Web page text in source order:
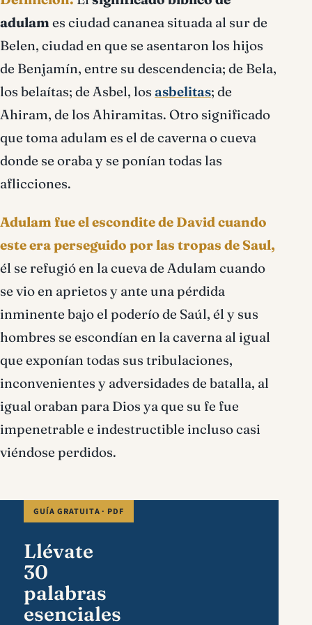
adulames ciudad cananea situada al sur de
Belen, ciudad en que se asentaron los hijos
de Benjamín, entre su descendencia; de Bela,
los belaítas; de Asbel, los asbelitas; de
Ahiram, de los Ahiramitas. Otro significado
que toma adulam es el de caverna o cueva
donde se oraba y se ponían todas las
aflicciones.
Adulam fue el escondite de David cuando
este era perseguido por las tropas de Saul,
él se refugió en la cueva de Adulam cuando
se vio en aprietos y ante una pérdida
inminente bajo el poderío de Saúl, él y sus
hombres se escondían en la caverna al igual
que exponían todas sus tribulaciones,
inconvenientes y adversidades de batalla, al
igual oraban para Dios ya que su fe fue
impenetrable e indestructible incluso casi
viéndose perdidos.
GUÍA GRATUITA · PDF
Llévate
30
palabras
esenciales